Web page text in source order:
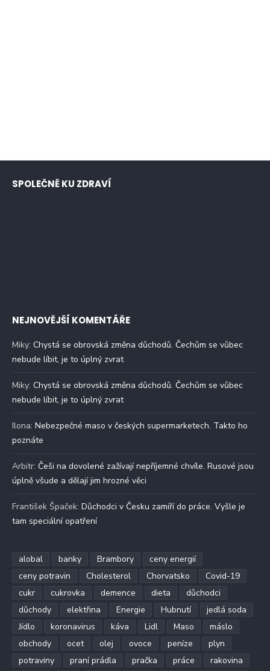
SPOLEČNĚ KU ZDRAVÍ
NEJNOVĚJŠÍ KOMENTÁŘE
Miky: Chystá se obrovská změna důchodů. Čechům se vůbec
nebude líbit, je to úplný zvrat
Miky: Chystá se obrovská změna důchodů. Čechům se vůbec
nebude líbit, je to úplný zvrat
Ilona: Nebezpečné maso v českých supermarketech. Takto ho
poznáte
Arbitr: Češi na dovolené zažívají nepříjemné chvíle. Rusové jsou
úplně všude a dělají jim hrozné věci
František Špaček: Důchodci v Česku zamíří do práce. Vyšle je
tam speciální opatření
alobal banky Brambory
ceny energií
ceny potravin
Cholesterol Chorvatsko
Covid-19
cukr
cukrovka demence dieta
důchodci
důchody
elektřina Energie Hubnutí
jedlá soda
Jídlo
koronavirus káva Lidl Maso
máslo
obchody
ocet olej ovoce peníze
plyn
potraviny
praní prádla pračka práce rakovina